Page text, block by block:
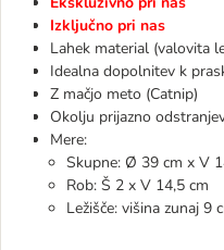
Izključno pri nas
Lahek material (valovita
Idealna dopolnitev k
Z mačjo meto (Catnip)
Okolju prijazno
Mere:
Skupne: Ø 39 cm x V
Rob: Š 2 x V 14,5 cm
Ležišče: višina zunaj 9